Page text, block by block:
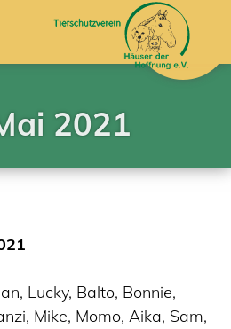
2021
Lucky, Balto, Bonnie,
Mike, Momo, Aika, Sam,